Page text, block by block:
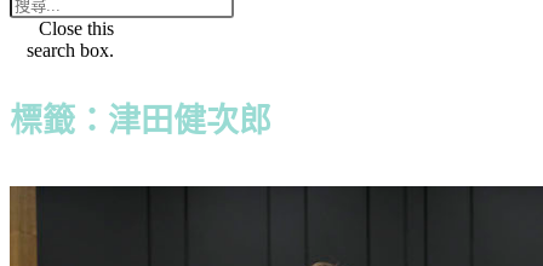
Close this
search box.
標籤：津田健次郎